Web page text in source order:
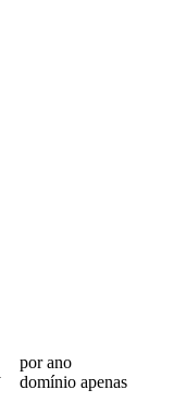
por ano
domínio apenas